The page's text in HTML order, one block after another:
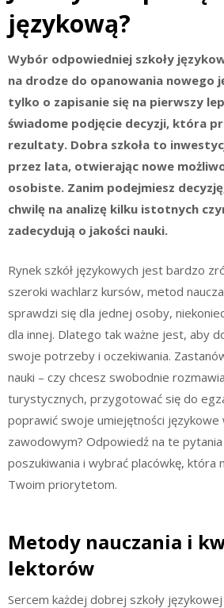
językową?
Wybór odpowiedniej szkoły
na drodze do opanowania nowego
tylko o zapisanie się na pierwszy
świadome podjęcie decyzji, która
rezultaty. Dobra szkoła to
przez lata, otwierając nowe
osobiste. Zanim podejmiesz
chwilę na analizę kilku istotnych
zadecydują o jakości nauki.
Rynek szkół językowych jest bardzo
szeroki wachlarz kursów, metod
sprawdzi się dla jednej osoby,
dla innej. Dlatego tak ważne jest, aby
swoje potrzeby i oczekiwania.
nauki – czy chcesz swobodnie
turystycznych, przygotować się do
poprawić swoje umiejętności językowe
zawodowym? Odpowiedź na te
poszukiwania i wybrać placówkę, która
Twoim priorytetom.
Metody nauczania i
lektorów
Sercem każdej dobrej szkoły